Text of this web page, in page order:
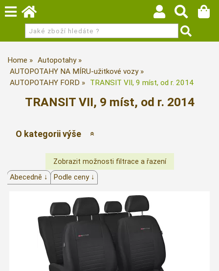
Home
Autopotahy
AUTOPOTAHY NA MÍRU-užitkové vozy
AUTOPOTAHY FORD
TRANSIT VII, 9 míst, od r. 2014
TRANSIT VII, 9 míst, od r. 2014
O kategorii výše
Abecedně ↓ Podle ceny ↓